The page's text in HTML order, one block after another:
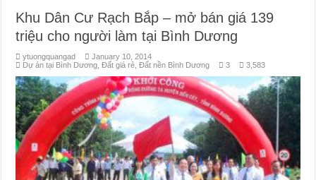
Khu Dân Cư Rạch Bắp – mở bán giá 139
triệu cho người làm tại Bình Dương
ytuongquangad
January 10, 2014
Dự án tại Bình Dương,Đất giá rẻ,Đất nền Bình Dương 3 3,583